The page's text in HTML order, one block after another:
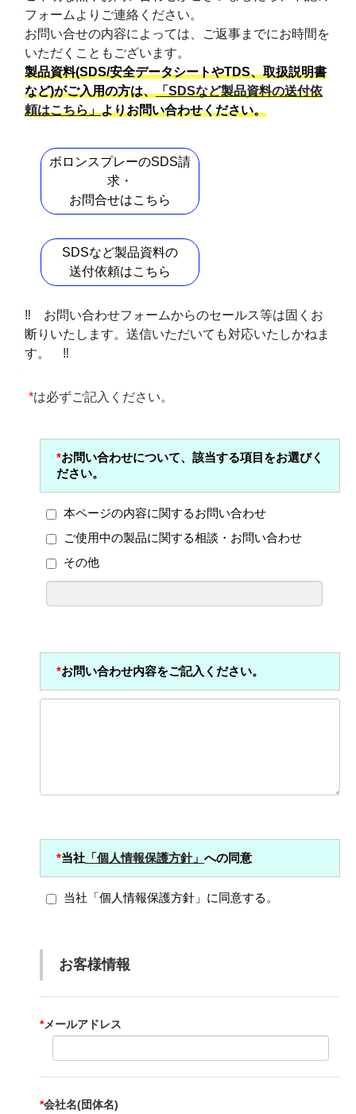
フォームよりご連絡ください。
お問い合せの内容によっては、ご返事までにお時間を
いただくこともございます。
製品資料(SDS/安全データシートやTDS、取扱説明書
など)がご入用の方は、「SDSなど製品資料の送付依
頼はこちら」よりお問い合わせください。
ボロンスプレーのSDS請
求・
お問合せはこちら
SDSなど製品資料の
送付依頼はこちら
‼ お問い合わせフォームからのセールス等は固くお
断りいたします。送信いただいても対応いたしかねま
す。 ‼
*は必ずご記入ください。
*お問い合わせについて、該当する項目をお選びく
ださい。
本ページの内容に関するお問い合わせ
ご使用中の製品に関する相談・お問い合わせ
その他
*お問い合わせ内容をご記入ください。
*当社 「個人情報保護方針」 への同意
当社「個人情報保護方針」に同意する。
お客様情報
*メールアドレス
*会社名(団体名)